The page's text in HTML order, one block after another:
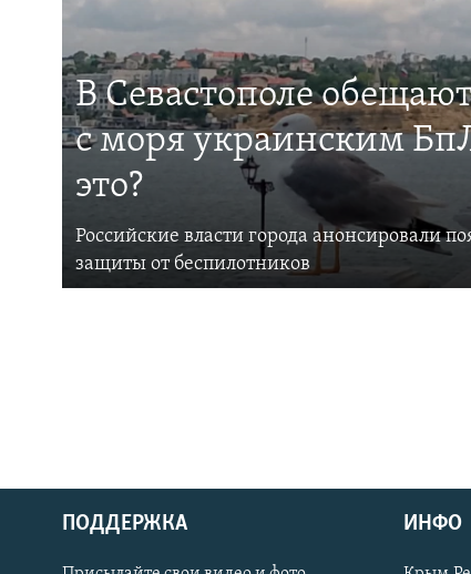
Українською
В Севастополе
с моря украинским
это?
Российские власти города анонсировали
защиты от беспилотников
ПОДДЕРЖКА ИНФО